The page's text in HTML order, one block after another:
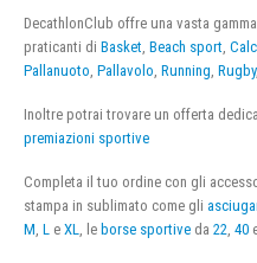
DecathlonClub offre una vasta
praticanti di Basket Beach sport
Pallanuoto Pallavolo Running Rugby,
Inoltre potrai trovare un offerta
premiazioni sportive
Completa il tuo ordine con gli
stampa in sublimato come gli
M, L e XL, le borse sportive da 22, 40